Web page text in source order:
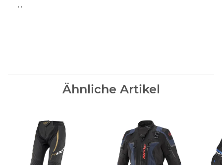
, ,
Ähnliche Artikel